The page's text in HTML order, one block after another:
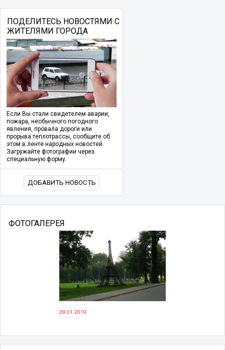
ПОДЕЛИТЕСЬ НОВОСТЯМИ С
ЖИТЕЛЯМИ ГОРОДА
Если Вы стали свидетелем аварии,
пожара, необычного погодного
явления, провала дороги или
прорыва теплотрассы, сообщите об
этом в ленте народных новостей.
Загружайте фотографии через
специальную форму.
ДОБАВИТЬ НОВОСТЬ
ФОТОГАЛЕРЕЯ
29.01.2019